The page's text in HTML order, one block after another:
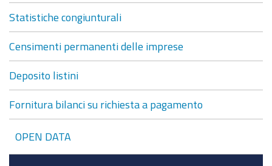
Statistiche congiunturali
Censimenti permanenti delle imprese
Deposito listini
Fornitura bilanci su richiesta a pagamento
OPEN DATA